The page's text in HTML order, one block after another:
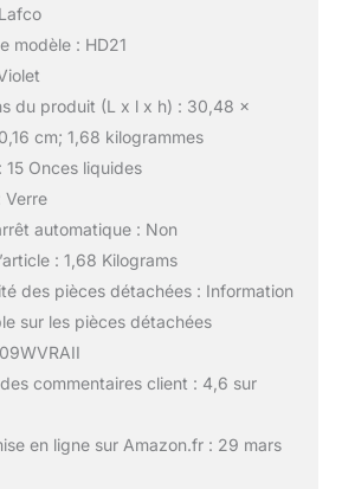
modèle : HD21
du produit (L x l x h) : 30,48 x
cm; 1,68 kilogrammes
15 Onces liquides
Verre
automatique : Non
: 1,68 Kilograms
des pièces détachées : Information
sur les pièces détachées
commentaires client : 4,6 sur
en ligne sur Amazon.fr : 29 mars